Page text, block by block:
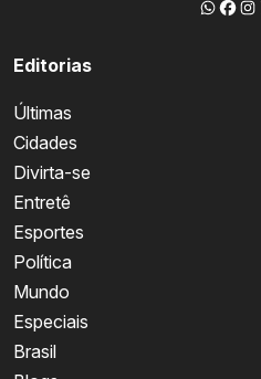
Editorias
Últimas
Cidades
Divirta-se
Entretê
Esportes
Política
Mundo
Especiais
Brasil